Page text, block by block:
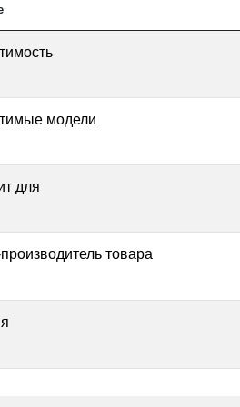
модели
для
товара